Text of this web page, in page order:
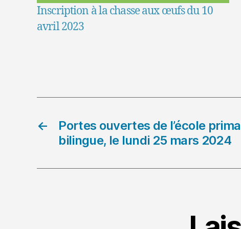
Inscription à la chasse aux œufs du 10
avril 2023
←
Portes ouvertes de l’école
bilingue, le lundi 25 mars 2024